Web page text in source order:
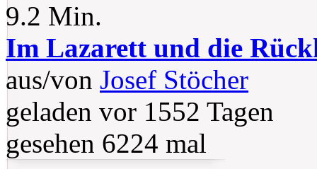
9.2 Min.
Im Lazarett und die
aus/von Josef Stöcher
geladen vor 1552 Tagen
gesehen 6224 mal